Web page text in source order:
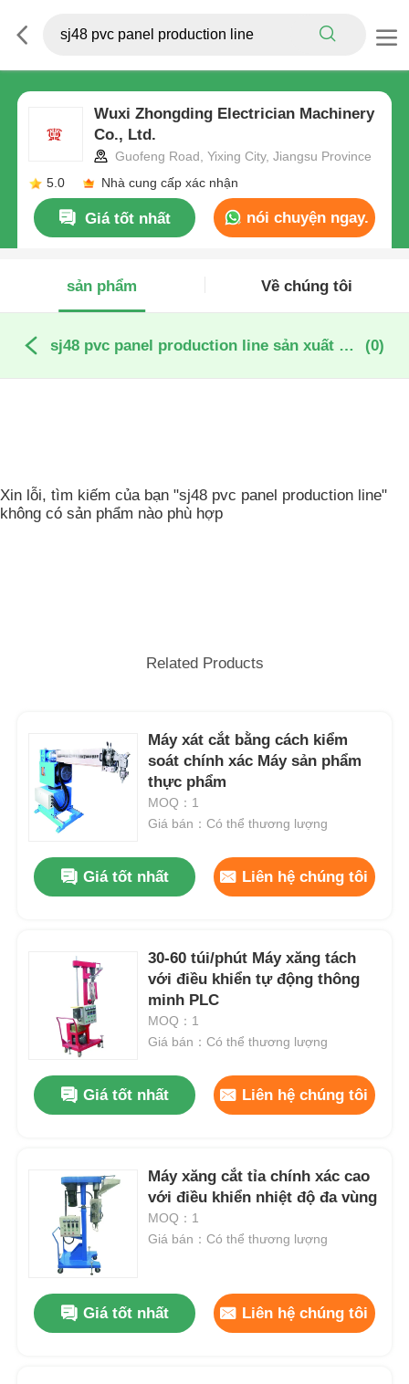
Wuxi Zhongding Electrician Machinery
Co., Ltd.
Guofeng Road, Yixing City, Jiangsu Province
5.0
Nhà cung cấp xác nhận
Giá tốt nhất nói chuyện ngay.
sản phẩm Về chúng tôi
sj48 pvc panel production line sản xuất trực tuyến (0)
Xin lỗi, tìm kiếm của bạn "sj48 pvc panel production line"
không có sản phẩm nào phù hợp
Related Products
Máy xát cắt bằng cách kiểm
soát chính xác Máy sản phẩm
thực phẩm
MOQ：1
Giá bán：Có thể thương lượng
Giá tốt nhất Liên hệ chúng tôi
30-60 túi/phút Máy xăng tách
với điều khiển tự động thông
minh PLC
MOQ：1
Giá bán：Có thể thương lượng
Giá tốt nhất Liên hệ chúng tôi
Máy xăng cắt tỉa chính xác cao
với điều khiển nhiệt độ đa vùng
MOQ：1
Giá bán：Có thể thương lượng
Giá tốt nhất Liên hệ chúng tôi